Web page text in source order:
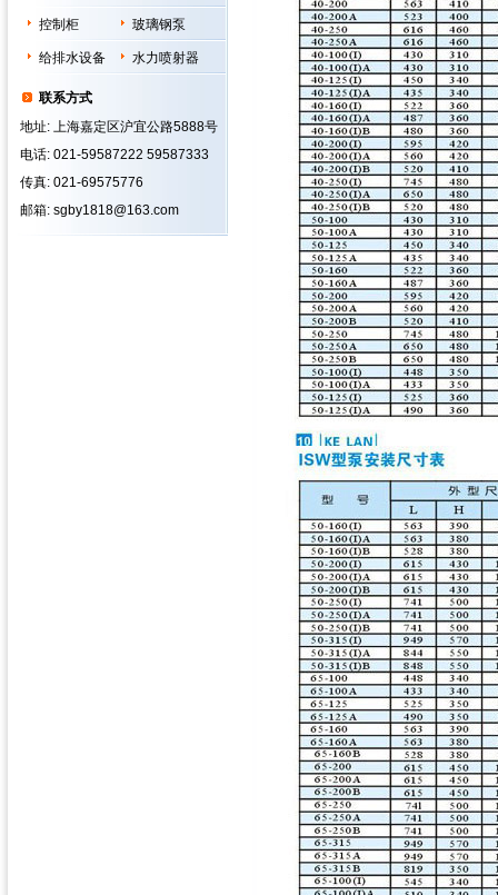
控制柜 玻璃钢泵
给排水设备 水力喷射器
联系方式
地址: 上海嘉定区沪宜公路5888号
电话: 021-59587222 59587333
传真: 021-69575776
邮箱: sgby1818@163.com